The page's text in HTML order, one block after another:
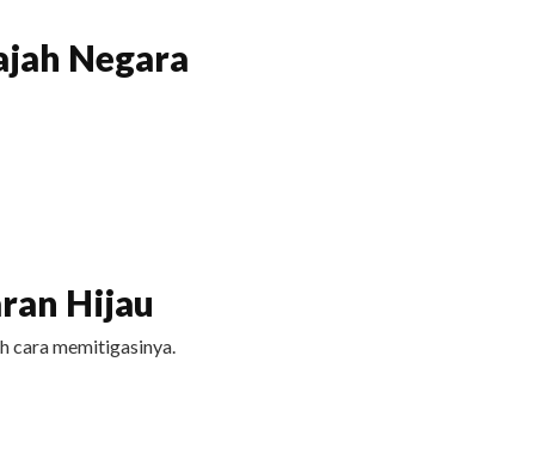
Negara
Hijau
cara memitigasinya.